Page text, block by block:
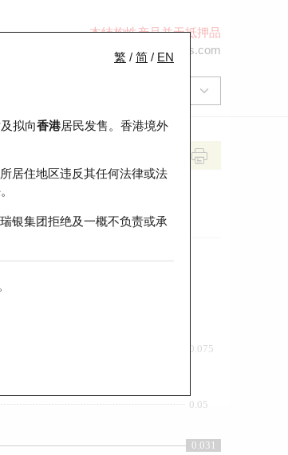
本结构性产品并无抵押品
ol-hkwarrants@ubs.com
繁 / 简 / EN
拟向香港居民发售。香港境外
居住地区违反其任何法律或法
银集团拒绝及一概不负责或承
。
0.05
0.075
0.031